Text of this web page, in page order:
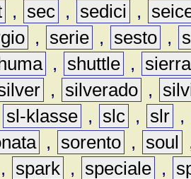
, sec , sedici ,
, serie , sesto ,
, shuttle ,
sierra
, silverado ,
sl-klasse , slc , slr ,
, sorento , soul
, spark , speciale ,